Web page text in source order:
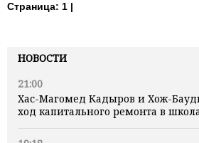
НОВОСТИ
21:00
Хас-Магомед Кадыров и Хож-
ход капитального ремонта в
Страница: 1 |